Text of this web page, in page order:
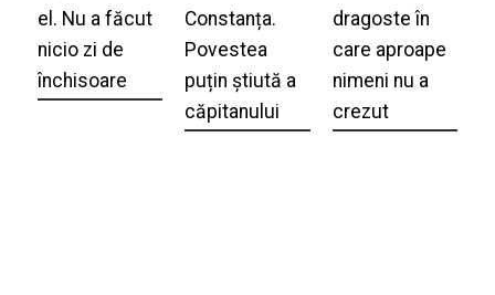
el. Nu a făcut
nicio zi de
închisoare
Constanța.
Povestea
puțin știută a
căpitanului
dragoste în
care aproape
nimeni nu a
crezut